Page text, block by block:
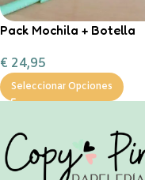
Pack Mochila + Botella
€ 24,95
Seleccionar Opciones